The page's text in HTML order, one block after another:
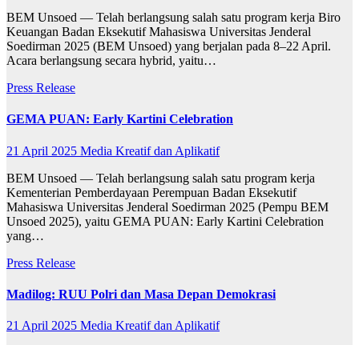
BEM Unsoed — Telah berlangsung salah satu program kerja Biro
Keuangan Badan Eksekutif Mahasiswa Universitas Jenderal
Soedirman 2025 (BEM Unsoed) yang berjalan pada 8–22 April.
Acara berlangsung secara hybrid, yaitu…
Press Release
GEMA PUAN: Early Kartini Celebration
21 April 2025 Media Kreatif dan Aplikatif
BEM Unsoed — Telah berlangsung salah satu program kerja
Kementerian Pemberdayaan Perempuan Badan Eksekutif
Mahasiswa Universitas Jenderal Soedirman 2025 (Pempu BEM
Unsoed 2025), yaitu GEMA PUAN: Early Kartini Celebration
yang…
Press Release
Madilog: RUU Polri dan Masa Depan Demokrasi
21 April 2025 Media Kreatif dan Aplikatif